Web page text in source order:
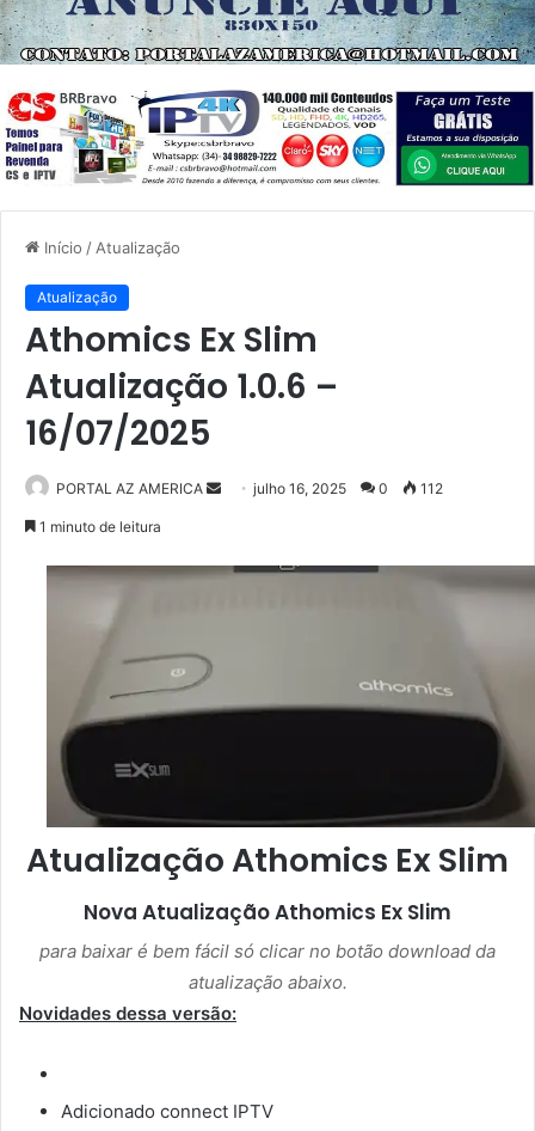
Início / Atualização
Atualização
Athomics Ex Slim
Atualização 1.0.6 –
16/07/2025
PORTAL AZ AMERICA
d
-
l
julho 16, 2025 0 112
1 minuto de leitura
Atualização Athomics Ex Slim
Nova AtualizaçãoAthomics Ex Slim
para baixar é bem fácil só clicar no botão download da
atualização abaixo.
Novidades dessa versão:
Adicionado connect IPTV